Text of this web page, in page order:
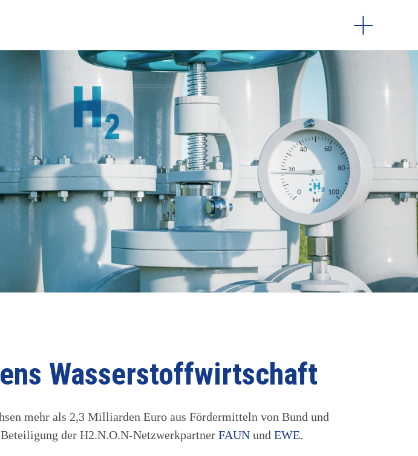
Wasserstoffwirtschaft
mehr als 2,3 Milliarden Euro aus Fördermitteln von Bund und
der H2.N.O.N-Netzwerkpartner FAUN und EWE.